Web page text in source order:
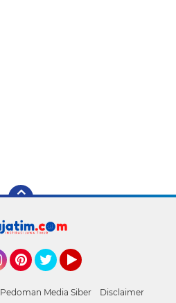
Pedoman Media Siber
Disclaimer